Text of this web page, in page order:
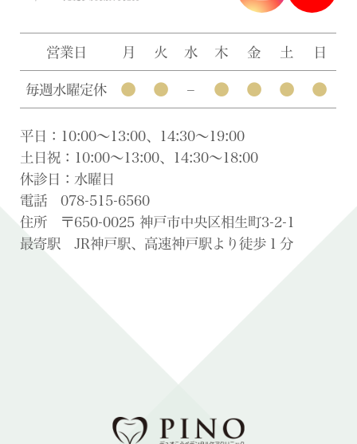
営業日 月 火 水 木 金 土 日
毎週水曜定休 ● ● – ● ● ● ●
平日：10:00〜13:00、14:30〜19:00
土日祝：10:00〜13:00、14:30〜18:00
休診日：水曜日
電話 078-515-6560
住所 〒650-0025 神戸市中央区相生町3-2-1
最寄駅 JR神戸駅、高速神戸駅より徒歩１分